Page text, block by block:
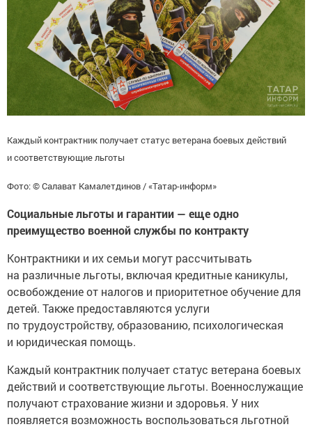
Каждый контрактник получает статус ветерана боевых действий
и соответствующие льготы
Фото: © Салават Камалетдинов / «Татар-информ»
Социальные льготы и гарантии — еще одно
преимущество военной службы по контракту
Контрактники и их семьи могут рассчитывать
на различные льготы, включая кредитные каникулы,
освобождение от налогов и приоритетное обучение для
детей. Также предоставляются услуги
по трудоустройству, образованию, психологическая
и юридическая помощь.
Каждый контрактник получает статус ветерана боевых
действий и соответствующие льготы. Военнослужащие
получают страхование жизни и здоровья. У них
появляется возможность воспользоваться льготной